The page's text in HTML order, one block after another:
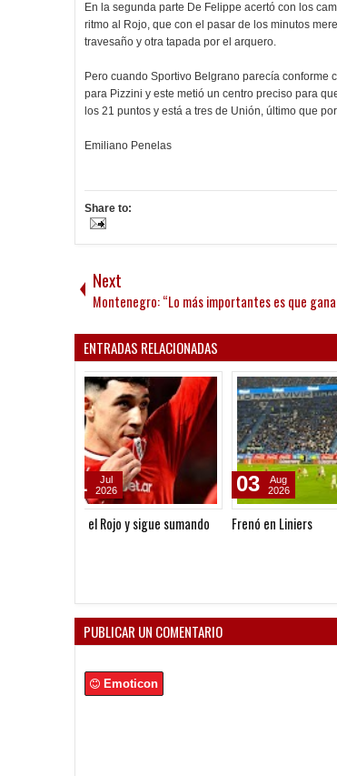
En la segunda parte De Felippe acertó con los
ritmo al Rojo, que con el pasar de los minutos
travesaño y otra tapada por el arquero.
Pero cuando Sportivo Belgrano parecía
para Pizzini y este metió un centro preciso para
los 21 puntos y está a tres de Unión, último que
Emiliano Penelas
Share to:
Next
Montenegro: “Lo más importantes es que
ENTRADAS RELACIONADAS
Frenó en Liniers
03
Aug
2026
Una ráfaga en
26
Jul
PUBLICAR UN COMENTARIO
Emoticon